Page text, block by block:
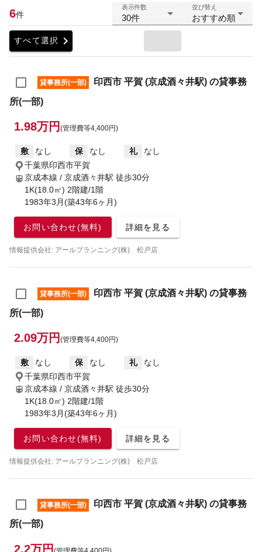
6件
表示件数
30件
並び替え
おすすめ順
すべて選択 chevron_right
貸事務所(一部)
印西市 平賀 (京成酒々井駅) の貸事務
所(一部)
1.98万円 (管理費等4,400円)
敷 なし 保 なし 礼
なし
千葉県印西市平賀
京成本線 / 京成酒々井駅 徒歩30分
1K(18.0㎡) 2階建/1階
1983年3月(築43年6ヶ月)
お問い合わせ(無料) 詳細を見る
情報提供会社: アールプランニング(株) 松戸店
貸事務所(一部)
印西市 平賀 (京成酒々井駅) の貸事務
所(一部)
2.09万円 (管理費等4,400円)
敷 なし 保 なし 礼
なし
千葉県印西市平賀
京成本線 / 京成酒々井駅 徒歩30分
1K(18.0㎡) 2階建/1階
1983年3月(築43年6ヶ月)
お問い合わせ(無料) 詳細を見る
情報提供会社: アールプランニング(株) 松戸店
貸事務所(一部)
印西市 平賀 (京成酒々井駅) の貸事務
所(一部)
2.2万円